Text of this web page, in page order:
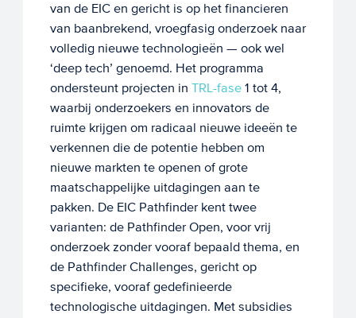
van de EIC en gericht is op het financieren
van baanbrekend, vroegfasig onderzoek naar
volledig nieuwe technologieën — ook wel
‘deep tech’ genoemd. Het programma
ondersteunt projecten in TRL-fase1 tot 4,
waarbij onderzoekers en innovators de
ruimte krijgen om radicaal nieuwe ideeën te
verkennen die de potentie hebben om
nieuwe markten te openen of grote
maatschappelijke uitdagingen aan te
pakken. De EIC Pathfinder kent twee
varianten: de Pathfinder Open, voor vrij
onderzoek zonder vooraf bepaald thema, en
de Pathfinder Challenges, gericht op
specifieke, vooraf gedefinieerde
technologische uitdagingen. Met subsidies